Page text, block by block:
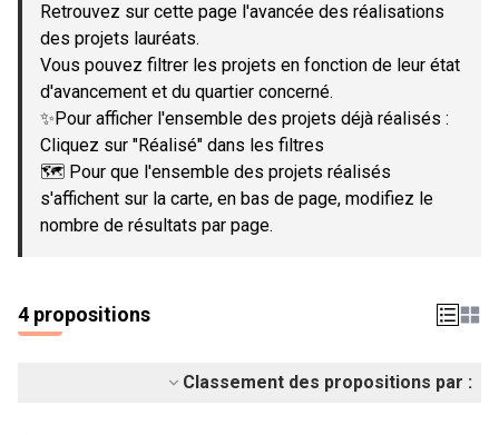
−
Retrouvez sur cette page l'avancée des réalisations
des projets lauréats.
Vous pouvez filtrer les projets en fonction de leur état
d'avancement et du quartier concerné.
✨Pour afficher l'ensemble des projets déjà réalisés :
Cliquez sur "Réalisé" dans les filtres
🗺️ Pour que l'ensemble des projets réalisés
s'affichent sur la carte, en bas de page, modifiez le
nombre de résultats par page.
4 propositions
Classement des propositions par :